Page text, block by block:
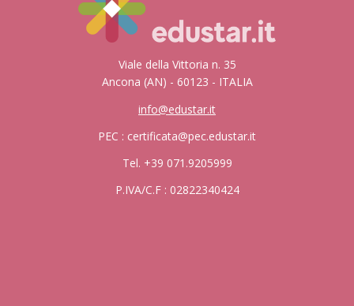
Viale della Vittoria n. 35
Ancona (AN) - 60123 - ITALIA
info@edustar.it
PEC : certificata@pec.edustar.it
Tel. +39 071.9205999
P.IVA/C.F : 02822340424